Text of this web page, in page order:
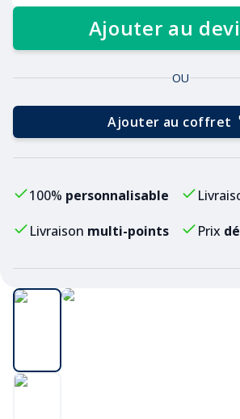
Ajouter au
OU
Ajouter au coffret
100% personnalisable
Livraison multi-points Prix